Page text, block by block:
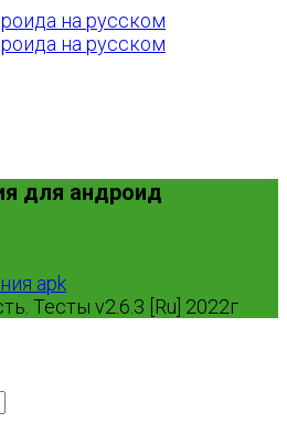
для андроид
apk
Тесты v2.6.3 [Ru] 2022г